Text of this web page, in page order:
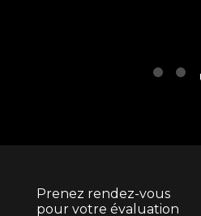
Prenez rendez-vous
pour votre évaluation